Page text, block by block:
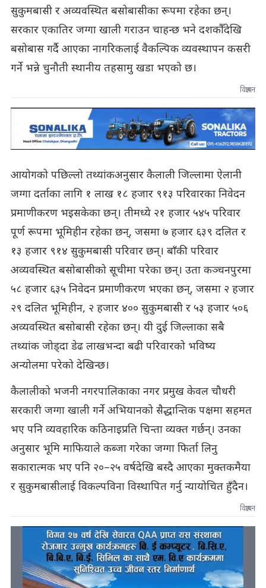
सुकुमबासी र अव्यवस्थित बसोबासीका रूपमा रहेका छन्।
सरकार एकातिर जग्गा खाली गराउन चाहन्छ भने दशकौँदेखि
बसोबास गर्दै आएका नागरिकलाई वैकल्पिक व्यवस्थापन कसरी
गर्ने भन्ने चुनौती स्थानीय तहसामु खडा भएको छ।
विज्ञापन
आयोगको पछिल्लो तथ्यांकअनुसार कैलाली जिल्लामा ऐलानी
जग्गा दर्ताका लागि १ लाख १८ हजार ९१३ परिवारका निवेदन
प्रमाणीकरण भइसकेका छन्। तीमध्ये २१ हजार ५४५ परिवार
पूर्ण रूपमा भूमिहीन रहेका छन्, जसमा ७ हजार ६३९ दलित र
१३ हजार ९१४ सुकुमबासी परिवार छन्। बाँकी परिवार
अव्यवस्थित बसोबासीको सूचीमा परेका छन्। उता कञ्चनपुरमा
५८ हजार ६३५ निवेदन प्रमाणीकरण भएका छन्, जसमा २ हजार
२९ दलित भूमिहीन, २ हजार ४०० सुकुमबासी र ५३ हजार ५०६
अव्यवस्थित बसोबासी रहेका छन्। यी दुई जिल्लाका सबै
तथ्यांक जोड्दा डेढ लाखभन्दा बढी परिवारको भविष्य
अन्योलमा परेको देखिन्छ।
कैलालीको भजनी नगरपालिकाका नगर प्रमुख केवल चौधरी
सरकारी जग्गा खाली गर्ने अभियानको सैद्धान्तिक पक्षमा सहमत
भए पनि व्यवहारिक कठिनाइप्रति चिन्ता व्यक्त गर्छन्। उनका
अनुसार भूमि माफियाले कब्जा गरेका जग्गा फिर्ता लिनु
सकारात्मक भए पनि २०–२५ वर्षदेखि बस्दै आएका मुक्तकमैया
र सुकुमबासीलाई विकल्पविना विस्थापित गर्नु न्यायोचित हुँदैन।
विज्ञापन